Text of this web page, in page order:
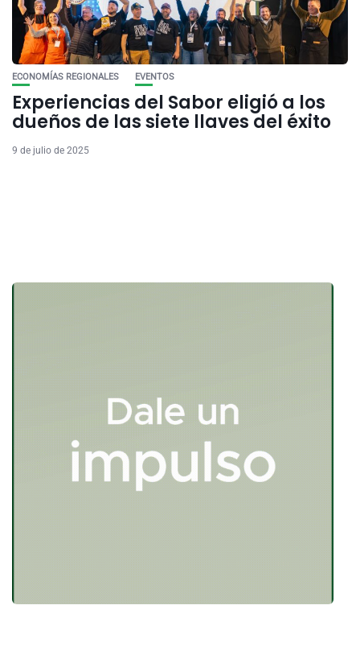
ECONOMÍAS REGIONALES EVENTOS
Experiencias del Sabor eligió a los
dueños de las siete llaves del éxito
9 de julio de 2025